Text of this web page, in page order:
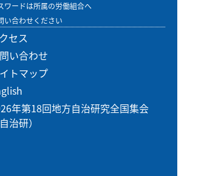
ワードは所属の労働組合へ
い合わせください
セス
い合わせ
トマップ
年第18回地方自治研究全国集会
自治研）